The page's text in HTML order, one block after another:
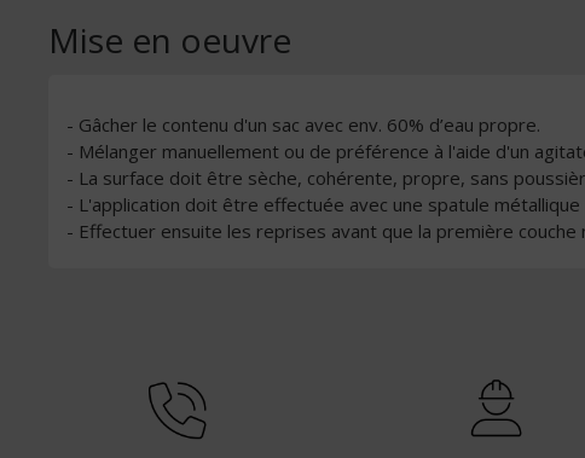
Mise en oeuvre
- Gâcher le contenu d'un sac avec env. 60% d’eau propre.
- Mélanger manuellement ou de préférence à l'aide d'un
- La surface doit être sèche, cohérente, propre, sans
- L'application doit être effectuée avec une spatule
- Effectuer ensuite les reprises avant que la première